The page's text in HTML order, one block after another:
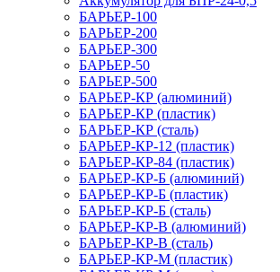
БАРЬЕР-100
БАРЬЕР-200
БАРЬЕР-300
БАРЬЕР-50
БАРЬЕР-500
БАРЬЕР-КР (алюминий)
БАРЬЕР-КР (пластик)
БАРЬЕР-КР (сталь)
БАРЬЕР-КР-12 (пластик)
БАРЬЕР-КР-84 (пластик)
БАРЬЕР-КР-Б (алюминий)
БАРЬЕР-КР-Б (пластик)
БАРЬЕР-КР-Б (сталь)
БАРЬЕР-КР-В (алюминий)
БАРЬЕР-КР-В (сталь)
БАРЬЕР-КР-М (пластик)